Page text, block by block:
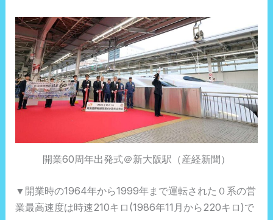
開業60周年出発式＠新大阪駅（産経新聞）
▼開業時の1964年から1999年まで運転された０系の営
業最高速度は時速210キロ(1986年11月から220キロ)で